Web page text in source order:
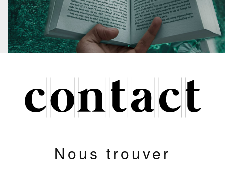
Nous trouver